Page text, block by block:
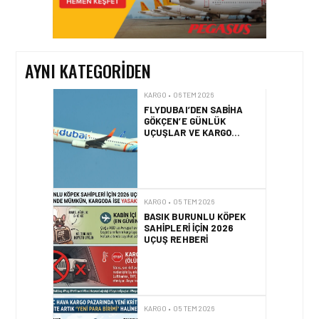
AYNI KATEGORIDEN
CARGO CHIEF
COMMERCIAL OFFICER
OLDU
FLYDUBAI’DEN SABIHA
GÖKÇEN’E GÜNLÜK
UÇUŞLAR VE KARGO
HIZMETI BAŞLADI!
BASIK BURUNLU KÖPEK
SAHIPLERI IÇIN 2026
UÇUŞ REHBERI